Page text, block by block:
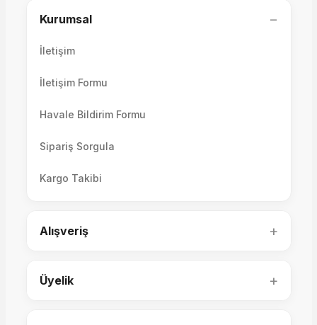
Arte 3'lü Koltuk
234.000,00 TL
Kurumsal −
İletişim
İletişim Formu
Havale Bildirim Formu
Sipariş Sorgula
Kargo Takibi
Alışveriş +
Üyelik +